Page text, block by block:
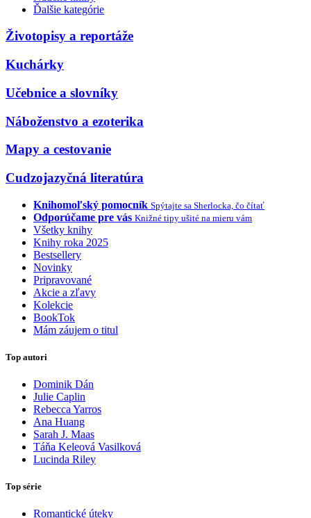
Ďalšie kategórie
Životopisy a reportáže
Kuchárky
Učebnice a slovníky
Náboženstvo a ezoterika
Mapy a cestovanie
Cudzojazyčná literatúra
Knihomoľský pomocník Spýtajte sa Sherlocka, čo čítať
Odporúčame pre vás Knižné tipy ušité na mieru vám
Všetky knihy
Knihy roka 2025
Bestsellery
Novinky
Pripravované
Akcie a zľavy
Kolekcie
BookTok
Mám záujem o titul
Top autori
Dominik Dán
Julie Caplin
Rebecca Yarros
Ana Huang
Sarah J. Maas
Táňa Keleová Vasilková
Lucinda Riley
Top série
Romantické úteky